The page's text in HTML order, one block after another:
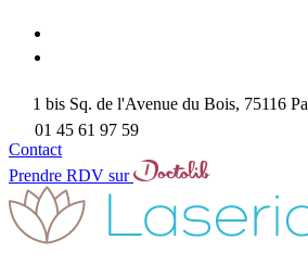
1 bis Sq. de l'Avenue du Bois, 75116
01 45 61 97 59
Contact
Prendre RDV sur